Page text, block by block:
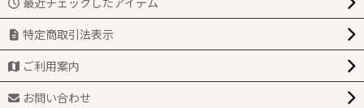
特定商取引法表示
ご利用案内
お問い合わせ